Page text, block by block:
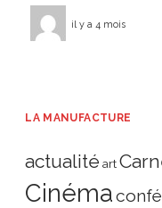
il y a 4 mois
LA MANUFACTURE
actualité art
Cinéma